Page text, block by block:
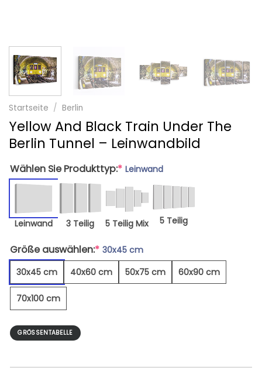
Startseite / Berlin
Yellow And Black Train Under The
Berlin Tunnel – Leinwandbild
Wählen Sie Produkttyp:* Leinwand
Leinwand 3 Teilig 5 Teilig Mix 5 Teilig
Größe auswählen:* 30x45 cm
30x45 cm
40x60 cm 50x75 cm 60x90 cm
70x100 cm
GRÖSSENTABELLE